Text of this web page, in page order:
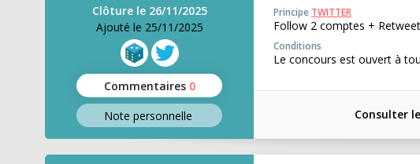
Clôture le 26/11/2025
Ajouté le 25/11/2025
Commentaires 0
Note personnelle
Principe TWITTER
Follow 2 comptes + Retweet
Conditions
Le concours est ouvert à
Consulter